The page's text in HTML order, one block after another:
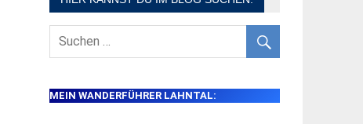
MEIN WANDERFÜHRER LAHNTAL: